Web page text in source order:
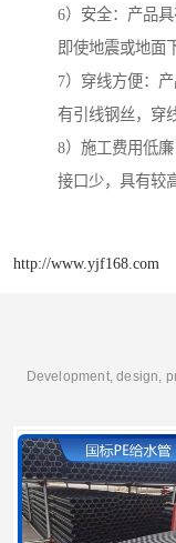
6）安全：产品
即使地震或地面
7）穿线方便：
有引线钢丝，穿
8）施工费用低
接口少，具有较
http://www.yjf168.com
Development, design,